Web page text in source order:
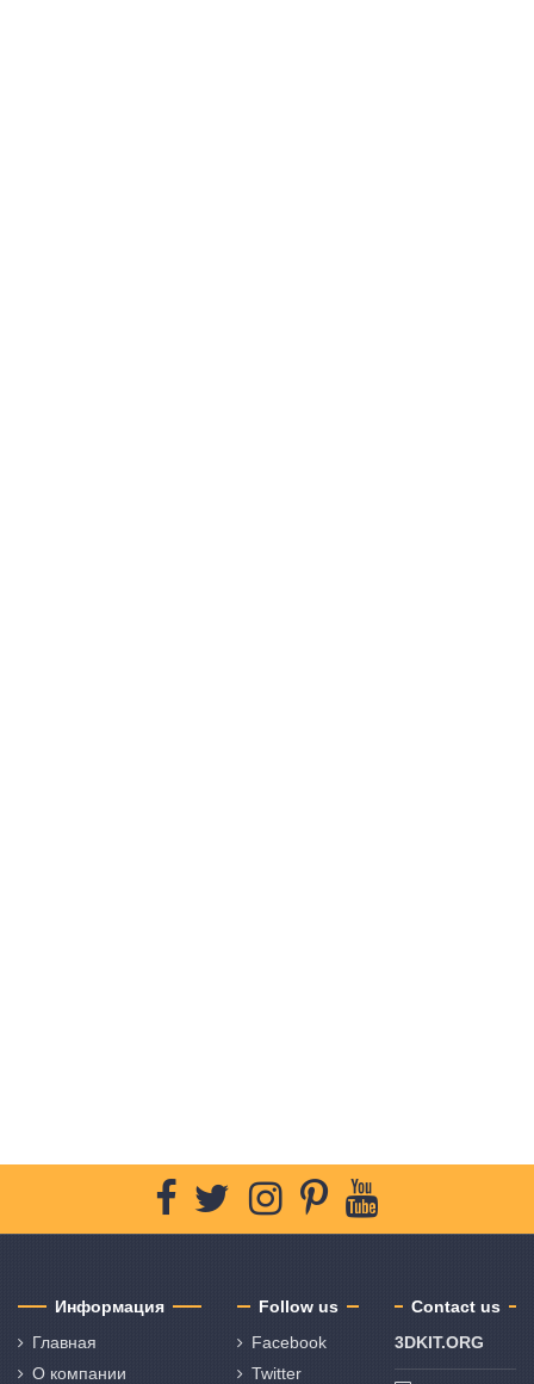
Информация
Главная
О компании
Follow us
Facebook
Twitter
Contact us
3DKIT.ORG